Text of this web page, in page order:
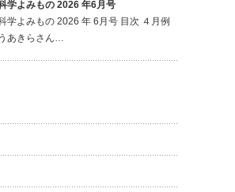
学よみもの 2026 年6月号
学よみもの 2026 年 6月号 目次 ４月例
あきらさん…